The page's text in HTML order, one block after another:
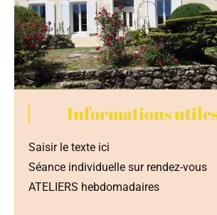
Informations
Saisir le texte ici
Séance individuelle sur rendez-vous
ATELIERS hebdomadaires